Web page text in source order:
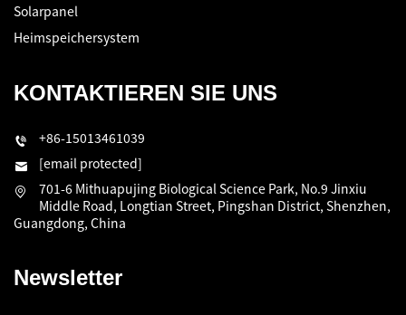
Solarpanel
Heimspeichersystem
KONTAKTIEREN SIE UNS
+86-15013461039
[email protected]
701-6 Mithuapujing Biological Science Park, No.9 Jinxiu
Middle Road, Longtian Street, Pingshan District, Shenzhen,
Guangdong, China
Newsletter